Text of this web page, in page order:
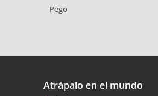
Pego
Atrápalo en el mundo